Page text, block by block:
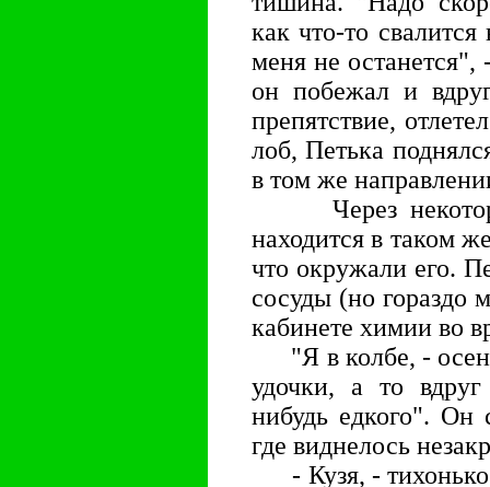
как что-то
меня не останется",
он побежал и
препятствие,
лоб, Петька
в том же
Через
находится в таком
что окружали его.
сосуды (но гораздо
кабинете химии во
"Я в колбе, -
удочки, а то
нибудь едкого". Он
где виднелось
- Кузя, - тихонько